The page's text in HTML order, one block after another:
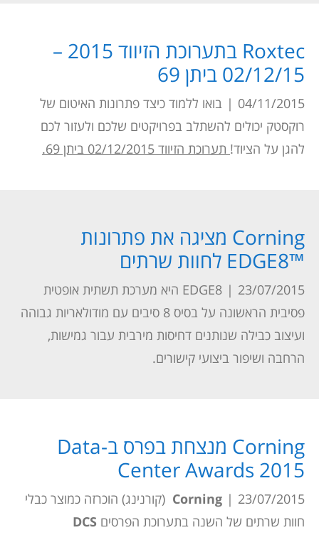
Roxtec בתערוכת הזיווד 2015 –
02/12/15 ביתן 69
04/11/2015
| בואו ללמוד כיצד פתרונות האיטום של
רוקסטק יכולים להשתלב בפרויקטים שלכם ולעזור לכם
להגן על הציוד! תערוכת הזיווד 02/12/2015 ביתן 69.
Corning מציגה את פתרונות
™EDGE8 לחוות שרתים
23/07/2015
|
EDGE8 היא מערכת תשתית אופטית
פסיבית הראשונה על בסיס 8 סיבים עם מודולאריות גבוהה
ועיצוב כבילה שנותנים דחיסות מירבית עבור גמישות,
הרחבה ושיפור ביצועי קישורים.
Corning מנצחת בפרס ב-Data
Center Awards 2015
23/07/2015
|
Corning
(קורנינג) הוכרזה כמוצר כבלי
חוות שרתים של השנה בתערוכת הפרסים DCS